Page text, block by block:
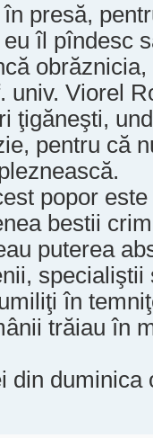
presă,
îl pîndesc
univ. Viorel
ţigăneşti,
pentru că
popor
bestii
puterea
în
trăiau în
din duminica